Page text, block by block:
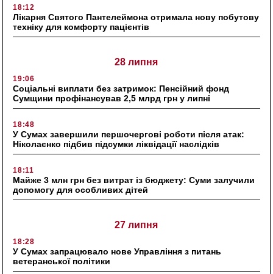
18:12
Лікарня Святого Пантелеймона отримала нову побутову
техніку для комфорту пацієнтів
28 липня
19:06
Соціальні виплати без затримок: Пенсійний фонд
Сумщини профінансував 2,5 млрд грн у липні
18:48
У Сумах завершили першочергові роботи після атак:
Ніколаєнко підбив підсумки ліквідації наслідків
18:11
Майже 3 млн грн без витрат із бюджету: Суми залучили
допомогу для особливих дітей
27 липня
18:28
У Сумах запрацювало нове Управління з питань
ветеранської політики